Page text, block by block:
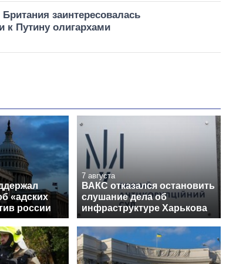
заинтересовалась
Путину олигархами
«адских
россии
7 августа
ВАКС отказался остановить
слушание дела об
инфраструктуре Харькова